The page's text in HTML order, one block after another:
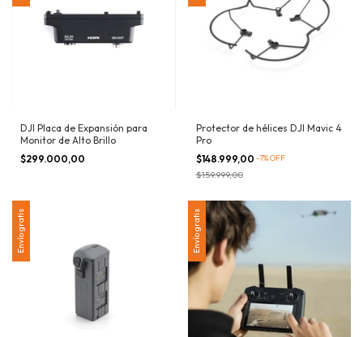
DJI Placa de Expansión para
Monitor de Alto Brillo
$299.000,00
Protector de hélices DJI Mavic 4
Pro
$148.999,00 -7%OFF
$159.999,00
Envío gratis Envío gratis